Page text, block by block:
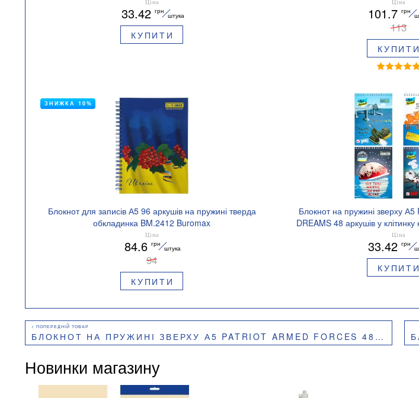
Ціна
33.42 грн
штука
КУПИТИ
Ціна
101.7 грн
113
КУПИТИ
Блокнот для записів А5 96 аркушів на пружині тверда
обкладинка BM.2412 Buromax
Ціна
84.6 грн
штука
94
КУПИТИ
ЗНИЖКА 10%
Блокнот на пружині зверху А5
DREAMS 48 аркушів у
BUROMAXЦіна
33.42 грн
КУПИТИ
БЛОКНОТ НА ПРУЖИНІ ЗВЕРХУ А5 PATRIOT ARMED FORCES 48 АРКУШІВ У КЛІТИНКУ КАРТОННА ОБКЛАДИНКА BUROMAX BM.24545112
Новинки магазину